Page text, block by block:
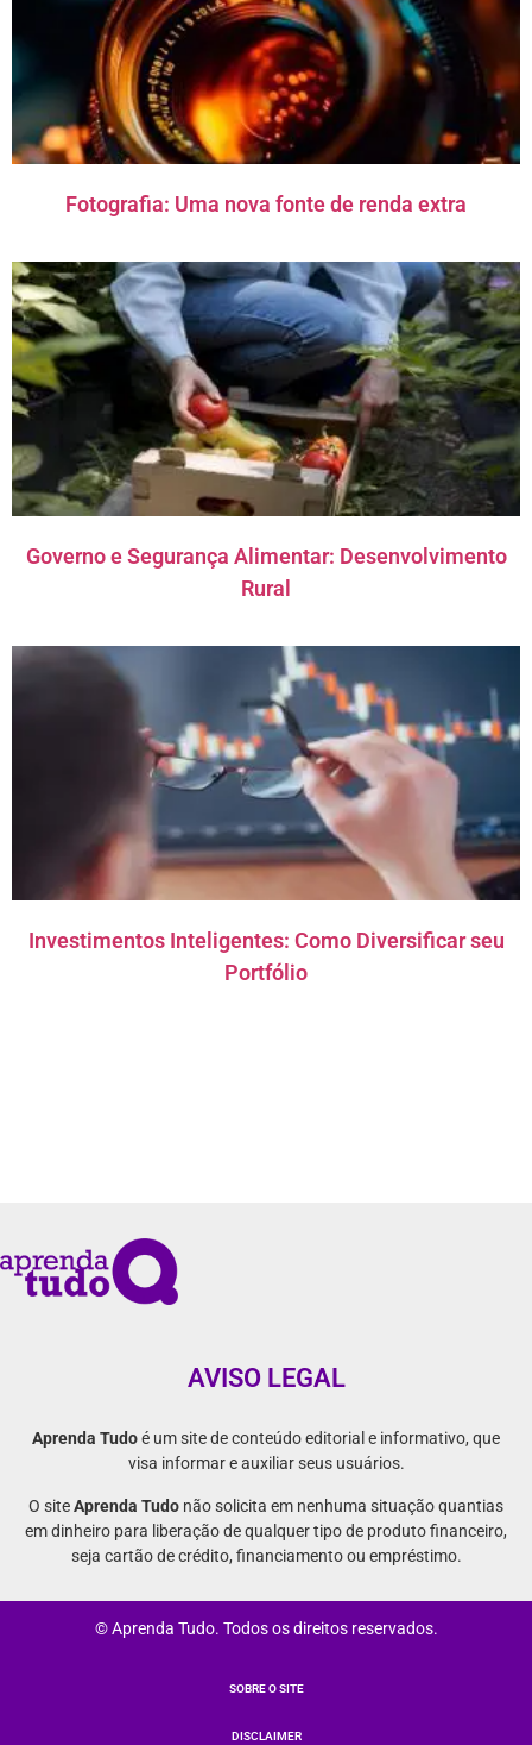
Fotografia: Uma nova fonte de renda extra
Governo e Segurança Alimentar: Desenvolvimento
Rural
Investimentos Inteligentes: Como Diversificar seu
Portfólio
AVISO LEGAL
Aprenda Tudoé um site de conteúdo editorial e informativo, que
visa informar e auxiliar seus usuários.
O siteAprenda Tudo não solicita em nenhuma situação quantias
em dinheiro para liberação de qualquer tipo de produto financeiro,
seja cartão de crédito, financiamento ou empréstimo.
© Aprenda Tudo. Todos os direitos reservados.
SOBRE O SITE
DISCLAIMER